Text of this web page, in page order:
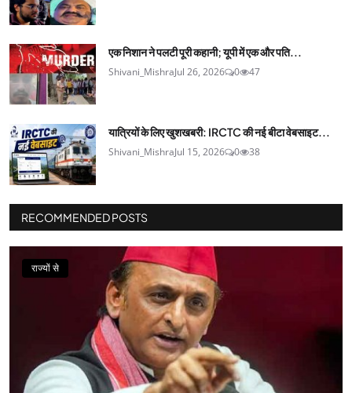
एक निशान ने पलटी पूरी कहानी; यूपी में एक और पति...
Shivani_MishraJul 26, 2026 0 47
यात्रियों के लिए खुशखबरी: IRCTC की नई बीटा वेबसाइट...
Shivani_MishraJul 15, 2026 0 38
RECOMMENDED POSTS
राज्यों से